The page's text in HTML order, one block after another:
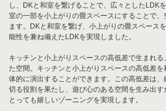
し、DKと和室を繋げることで、広々としたLDK
室の一部を小上がりの畳スペースにすることで
ます。DKと和室を繋げ、小上がりの畳スペース
能性を兼ね備えたLDKを実現しました。
キッチンと小上がりスペースの高低差で生まれ
た空間。キッチンと小上がりスペースの高低差
体的に演出することができます。この高低差は
切る役割を果たし、遊び心のある空間を生み出
とっても嬉しいゾーニングを実現します。